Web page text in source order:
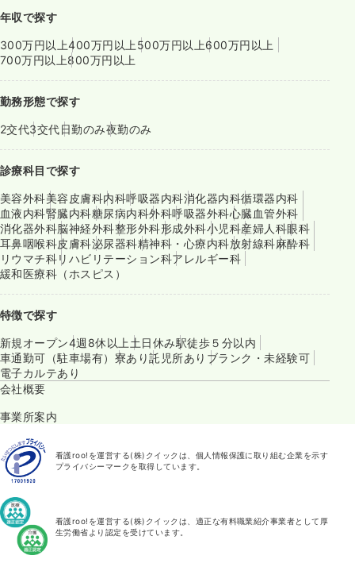
年収で探す
300万円以上400万円以上 500万円以上600万円以上
700万円以上800万円以上
勤務形態で探す
2交代3交代日勤のみ夜勤のみ
診療科目で探す
美容外科美容皮膚科内科呼吸器内科消化器内科循環器内科
血液内科腎臓内科糖尿病内科外科呼吸器外科心臓血管外科
消化器外科脳神経外科整形外科形成外科小児科産婦人科眼科
耳鼻咽喉科皮膚科泌尿器科精神科・心療内科放射線科麻酔科
リウマチ科リハビリテーション科アレルギー科
緩和医療科（ホスピス）
特徴で探す
新規オープン4週8休以上 土日休み駅徒歩５分以内
車通勤可（駐車場有） 寮あり託児所あり ブランク・未経験可
電子カルテあり
会社概要
事業所案内
看護roo!を運営する(株)クイックは、個人情報保護に取り組む企業を示す
プライバシーマークを取得しています。
看護roo!を運営する(株)クイックは、適正な有料職業紹介事業者として厚
生労働省より認定を受けています。